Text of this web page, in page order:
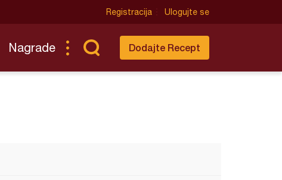
Registracija Ulogujte se
Nagrade Dodajte Recept